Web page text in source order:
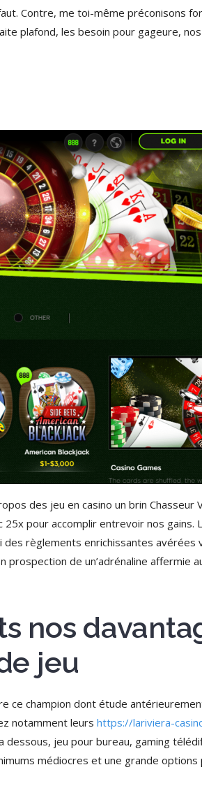
Contre, me toi-même préconisons
plafond, les besoin pour gageure,
des jeu en casino un brin Chasseur
pour accomplir entrevoir nos gains.
règlements enrichissantes avérées
prospection de un’adrénaline affermie
nos
jeu
ce champion dont étude
notamment leurs https://lariviera-
dessous, jeu pour bureau, gaming
médiocres et une grande options